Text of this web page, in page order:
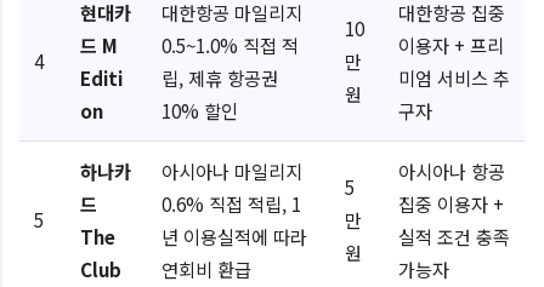
4
현대카
드 M
Editi
on
대한항공 마일리지
0.5~1.0% 직접 적
립, 제휴 항공권
10% 할인
10
만
원
대한항공 집중
이용자 + 프리
미엄 서비스 추
구자
5
하나카
드
The
Club
아시아나 마일리지
0.6% 직접 적립, 1
년 이용실적에 따라
연회비 환급
5
만
원
아시아나 항공
집중 이용자 +
실적 조건 충족
가능자